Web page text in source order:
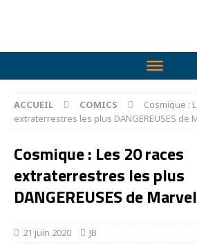
ACCUEIL COMICS
Cosmique :
extraterrestres les plus DANGEREUSES de
Cosmique : Les 20 races
extraterrestres les plus
DANGEREUSES de
21 juin 2020 JB